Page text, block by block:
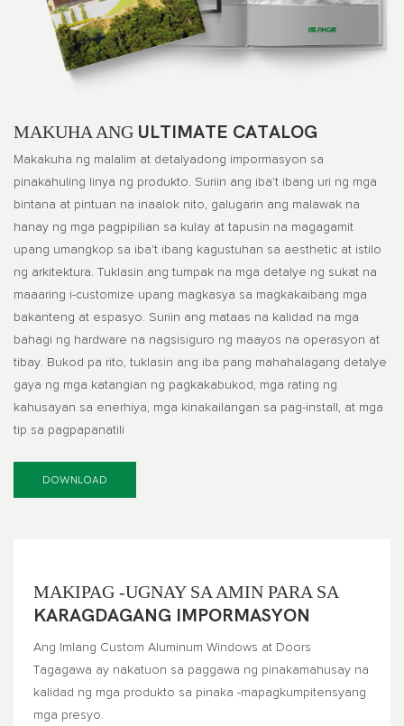
MAKUHA ANG ULTIMATE CATALOG
Makakuha ng malalim at detalyadong impormasyon sa
pinakahuling linya ng produkto. Suriin ang iba't ibang uri ng mga
bintana at pintuan na inaalok nito, galugarin ang malawak na
hanay ng mga pagpipilian sa kulay at tapusin na magagamit
upang umangkop sa iba't ibang kagustuhan sa aesthetic at istilo
ng arkitektura. Tuklasin ang tumpak na mga detalye ng sukat na
maaaring i-customize upang magkasya sa magkakaibang mga
bakanteng at espasyo. Suriin ang mataas na kalidad na mga
bahagi ng hardware na nagsisiguro ng maayos na operasyon at
tibay. Bukod pa rito, tuklasin ang iba pang mahahalagang detalye
gaya ng mga katangian ng pagkakabukod, mga rating ng
kahusayan sa enerhiya, mga kinakailangan sa pag-install, at mga
tip sa pagpapanatili
DOWNLOAD
MAKIPAG -UGNAY SA AMIN PARA SA
KARAGDAGANG IMPORMASYON
Ang Imlang Custom Aluminum Windows at Doors
Tagagawa ay nakatuon sa paggawa ng pinakamahusay na
kalidad ng mga produkto sa pinaka -mapagkumpitensyang
mga presyo.